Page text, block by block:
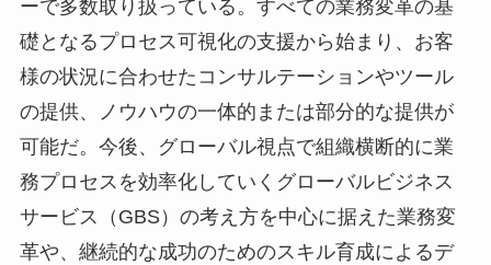
ーで多数取り扱っている。すべての業務変革の基
礎となるプロセス可視化の支援から始まり、お客
様の状況に合わせたコンサルテーションやツール
の提供、ノウハウの一体的または部分的な提供が
可能だ。今後、グローバル視点で組織横断的に業
務プロセスを効率化していくグローバルビジネス
サービス（GBS）の考え方を中心に据えた業務変
革や、継続的な成功のためのスキル育成によるデ